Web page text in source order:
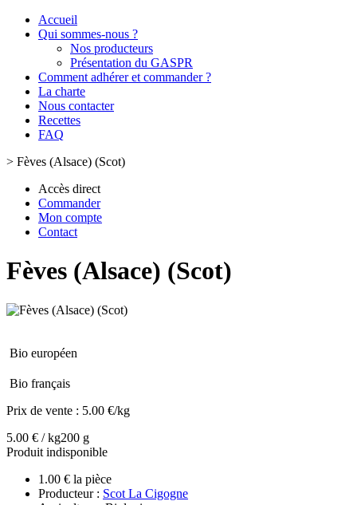
Accueil
Qui sommes-nous ?
Nos producteurs
Présentation du GASPR
Comment adhérer et commander ?
La charte
Nous contacter
Recettes
FAQ
> Fèves (Alsace) (Scot)
Accès direct
Commander
Mon compte
Contact
Fèves (Alsace) (Scot)
Bio européen
Bio français
Prix de vente : 5.00 €/kg
5.00 € / kg200 g
Produit indisponible
1.00 € la pièce
Producteur : Scot La Cigogne